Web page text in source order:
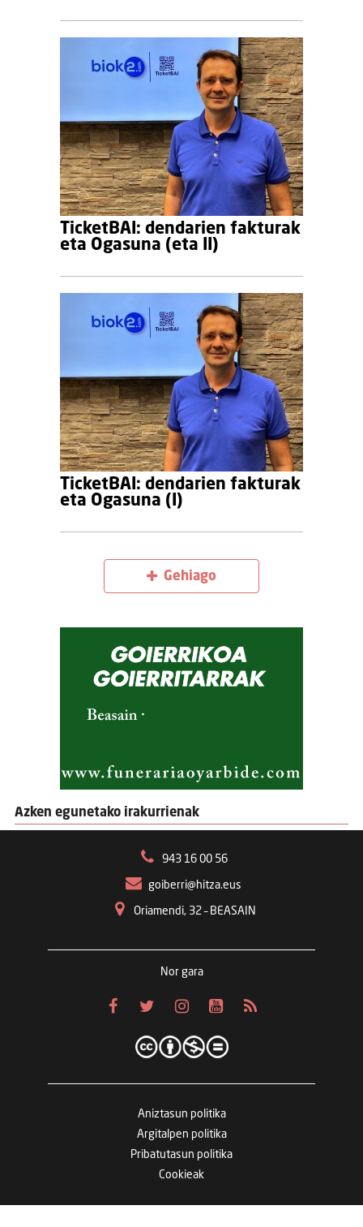
TicketBAI: dendarien fakturak
eta Ogasuna (eta II)
TicketBAI: dendarien fakturak
eta Ogasuna (I)
Gehiago
Azken egunetako irakurrienak
943 16 00 56
goiberri@hitza.eus
Oriamendi, 32 – BEASAIN
Nor gara
Aniztasun politika
Argitalpen politika
Pribatutasun politika
Cookieak